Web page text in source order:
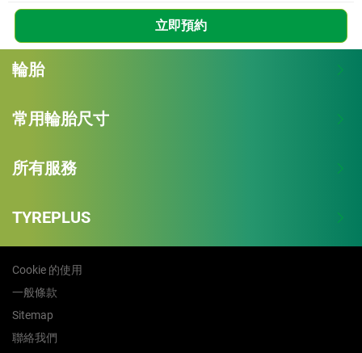
立即預約
輪胎
常用輪胎尺寸
所有服務
TYREPLUS
Cookie 的使用
一般條款
Sitemap
聯絡我們